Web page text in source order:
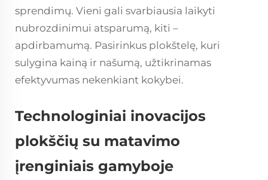
sprendimų. Vieni gali svarbiausia laikyti
nubrozdinimui atsparumą, kiti –
apdirbamumą. Pasirinkus plokštelę, kuri
sulygina kainą ir našumą, užtikrinamas
efektyvumas nekenkiant kokybei.
Technologiniai inovacijos
plokščių su matavimo
įrenginiais gamyboje